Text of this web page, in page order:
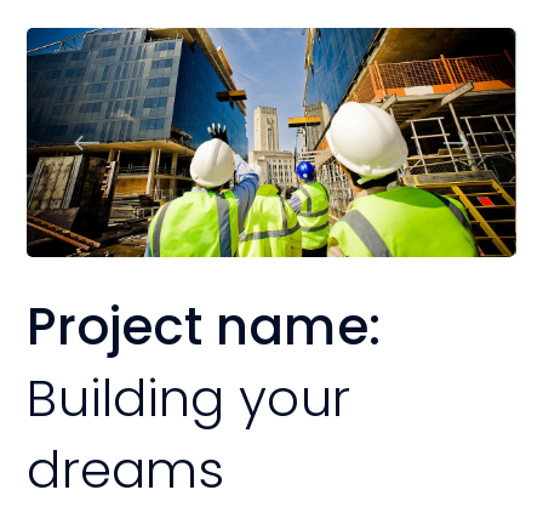
Project name:
Building your
dreams